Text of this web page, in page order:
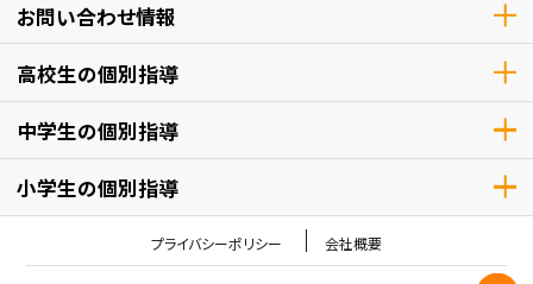
お問い合わせ情報
高校生の個別指導
中学生の個別指導
小学生の個別指導
プライバシーポリシー 会社概要